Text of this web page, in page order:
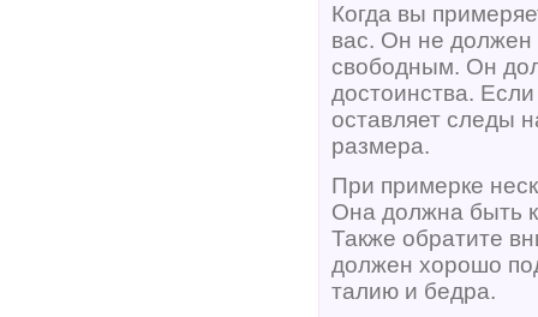
Когда вы
вас. Он не должен
свободным. Он
достоинства.
оставляет следы
размера.
При примерке
Она должна быть
Также обратите
должен хорошо
талию и бедра.